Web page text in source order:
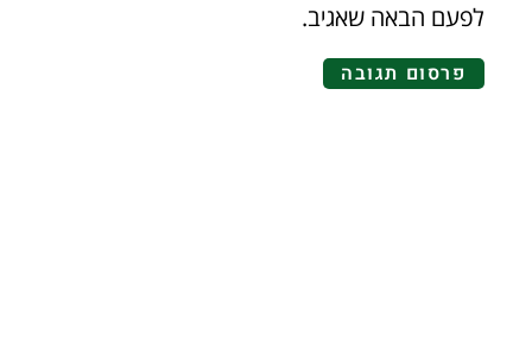
לפעם הבאה שאגיב.